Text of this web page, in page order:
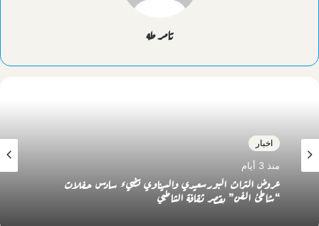
تامر طه
اخبار
منذ 3 أيام
عروض التراث البورسعيدي والسيناوي تضيء سادس حفلات
“شاطئ الفن” بقصر ثقافة الشاطبي